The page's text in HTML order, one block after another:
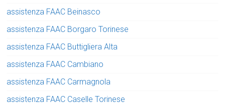
assistenza FAAC Beinasco
assistenza FAAC Borgaro Torinese
assistenza FAAC Buttigliera Alta
assistenza FAAC Cambiano
assistenza FAAC Carmagnola
assistenza FAAC Caselle Torinese